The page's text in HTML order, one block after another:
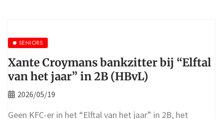
SENIORS
Xante Croymans bankzitter bij “Elftal
van het jaar” in 2B (HBvL)
2026/05/19
Geen KFC-er in het “Elftal van het jaar” in 2B, het